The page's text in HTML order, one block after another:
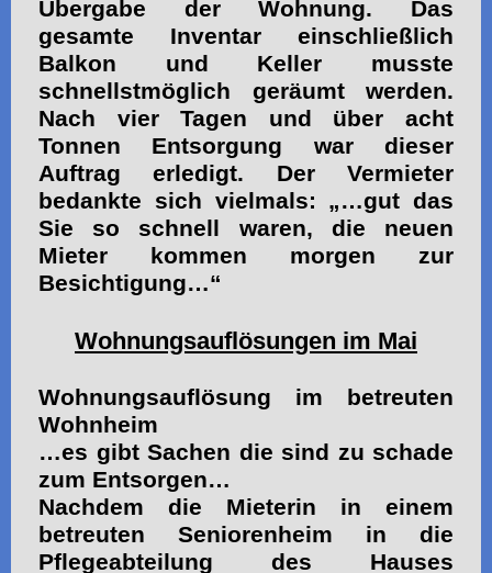
Übergabe der Wohnung. Das
gesamte Inventar einschließlich
Balkon und Keller musste
schnellstmöglich geräumt werden.
Nach vier Tagen und über acht
Tonnen Entsorgung war dieser
Auftrag erledigt. Der Vermieter
bedankte sich vielmals: „…gut das
Sie so schnell waren, die neuen
Mieter kommen morgen zur
Besichtigung…“
Wohnungsauflösungen im Mai
Wohnungsauflösung im betreuten
Wohnheim
…es gibt Sachen die sind zu schade
zum Entsorgen…
Nachdem die Mieterin in einem
betreuten Seniorenheim in die
Pflegeabteilung des Hauses